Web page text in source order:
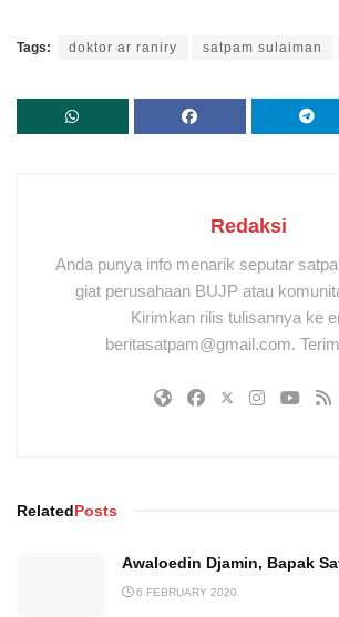
Tags: doktor ar raniry satpam sulaiman
Redaksi
Anda punya info menarik seputar
giat perusahaan BUJP atau
Kirimkan rilis tulisannya ke
beritasatpam@gmail.com.
RelatedPosts
Awaloedin Djamin, Bapak
6 FEBRUARY 2020